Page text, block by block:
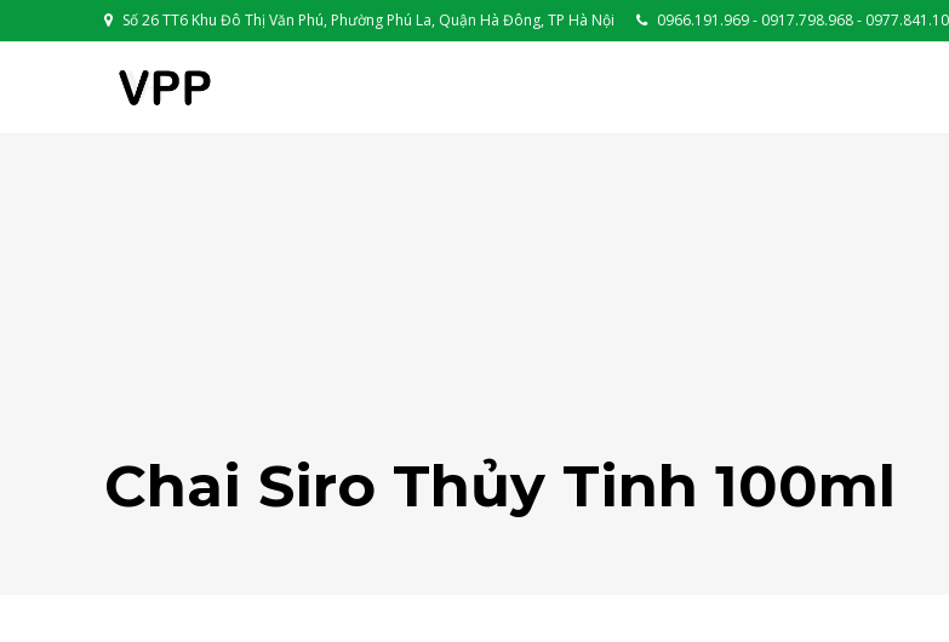
Số 26 TT6 Khu Đô Thị Văn Phú, Phường Phú La, Quận Hà Đông, TP Hà Nội 0966.191.969 - 0917.798.968 -
Chai Siro Thủy Tinh 100ml